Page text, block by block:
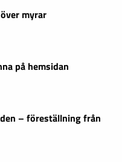
myrar
på hemsidan
– föreställning från